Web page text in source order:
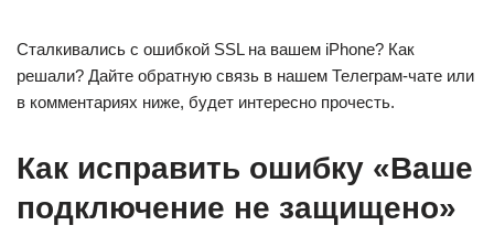
Сталкивались с ошибкой SSL на вашем iPhone? Как
решали? Дайте обратную связь в нашем Телеграм-чате или
в комментариях ниже, будет интересно прочесть.
Как исправить ошибку «Ваше
подключение не защищено»